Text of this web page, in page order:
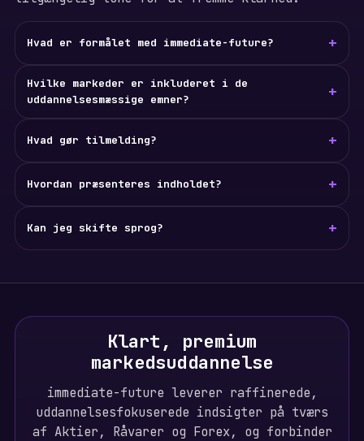
Hvad er formålet med immediate-future? +
Hvilke markeder er inkluderet i de
uddannelsesmæssige emner?
+
Hvad gør tilmelding? +
Hvordan præsenteres indholdet? +
Kan jeg skifte sprog? +
Klart, premium
markedsuddannelse
immediate-future leverer raffinerede,
uddannelsesfokuserede indsigter på tværs
af Aktier, Råvarer og Forex, og forbinder